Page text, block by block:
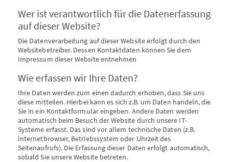
Wer ist verantwortlich für die Datenerfassung
auf dieser Website?
Die Datenverarbeitung auf dieser Website erfolgt durch den
Websitebetreiber. Dessen Kontaktdaten können Sie dem
Impressum dieser Website entnehmen
Wie erfassen wir Ihre Daten?
Ihre Daten werden zum einen dadurch erhoben, dass Sie uns
diese mitteilen. Hierbei kann es sich z.B. um Daten handeln, die
Sie in ein Kontaktformular eingeben. Andere Daten werden
automatisch beim Besuch der Website durch unsere IT-
Systeme erfasst. Das sind vor allem technische Daten (z.B.
Internetbrowser, Betriebssystem oder Uhrzeit des
Seitenaufrufs). Die Erfassung dieser Daten erfolgt automatisch,
sobald Sie unsere Website betreten.